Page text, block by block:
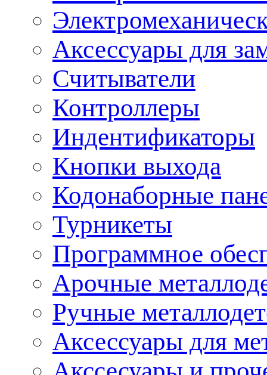
Аксессуары для
Считыватели
Контроллеры
Индентификаторы
Кнопки выхода
Кодонаборные
Турникеты
Программное
Арочные
Ручные
Аксессуары для